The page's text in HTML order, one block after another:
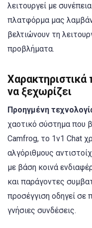
λειτουργεί με
πλατφόρμα μας
βελτιώνουν τη
προβλήματα.
να ξεχωρίζει
Προηγμένη
χαοτικό σύστημα που
Camfrog, το 1v1 Chat
αλγόριθμους
με βάση κοινά
και παράγοντες
προσέγγιση οδηγεί σε
γνήσιες συνδέσεις.